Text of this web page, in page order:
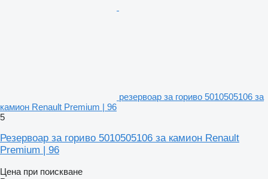
резервоар за гориво 5010505106 за
камион Renault Premium | 96
5
Резервоар за гориво 5010505106 за камион Renault
Premium | 96
Цена при поискване